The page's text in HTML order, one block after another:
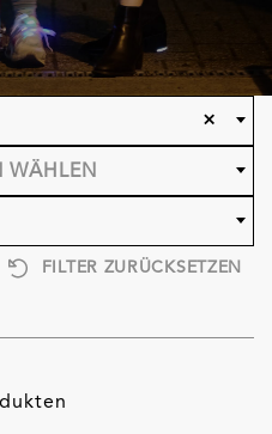
×
WÄHLEN
FILTER ZURÜCKSETZEN